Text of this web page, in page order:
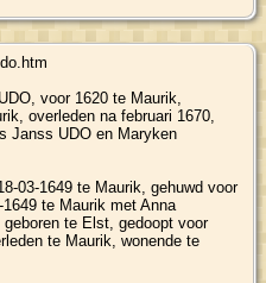
voor 1620 te Maurik,
overleden na februari 1670,
Janss UDO en Maryken
03-1649 te Maurik, gehuwd voor
te Maurik met Anna
geboren te Elst, gedoopt voor
te Maurik, wonende te